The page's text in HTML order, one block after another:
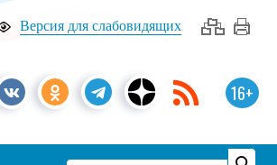
Версия для слабовидящих
16+